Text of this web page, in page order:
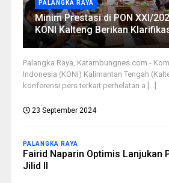
PALANGKA RAYA
Minim Prestasi di PON XXI/
KONI Kalteng Berikan
Palangka Raya, Katambungnes.com -
Indonesia (KONI) Kalimantan Tengah
konferensi pers terkait perhelatan a [...]
23 September 2024
PALANGKA RAYA
Fairid Naparin Optimis Lanjukan
Jilid II